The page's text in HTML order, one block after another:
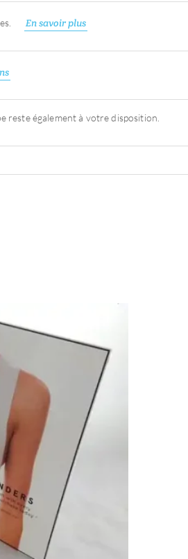
En savoir plus
reste également à votre disposition.